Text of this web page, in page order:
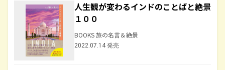
人生観が変わるインドのことばと絶景
１００
BOOKS 旅の名言＆絶景
2022.07.14 発売